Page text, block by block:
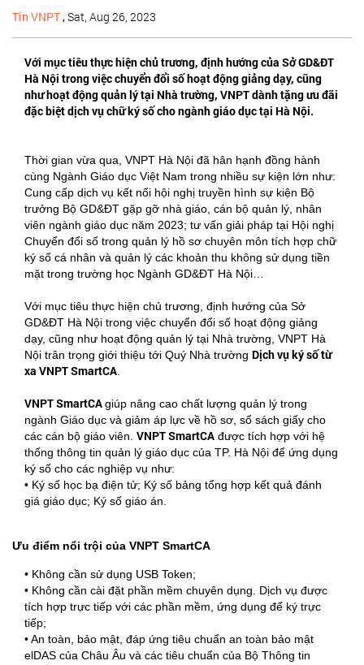
Tin VNPT,Sat, Aug 26, 2023
Với mục tiêu thực hiện chủ trương, định hướng của Sở GD&ĐT
Hà Nội trong việc chuyển đổi số hoạt động giảng dạy, cũng
như hoạt động quản lý tại Nhà trường, VNPT dành tặng ưu đãi
đặc biệt dịch vụ chữ ký số cho ngành giáo dục tại Hà Nội.
Thời gian vừa qua, VNPT Hà Nội đã hân hạnh đồng hành
cùng Ngành Giáo dục Việt Nam trong nhiều sự kiện lớn như:
Cung cấp dịch vụ kết nối hội nghị truyền hình sự kiện Bộ
trưởng Bộ GD&ĐT gặp gỡ nhà giáo, cán bộ quản lý, nhân
viên ngành giáo dục năm 2023; tư vấn giải pháp tại Hội nghị
Chuyển đổi số trong quản lý hồ sơ chuyên môn tích hợp chữ
ký số cá nhân và quản lý các khoản thu không sử dụng tiền
mặt trong trường học Ngành GD&ĐT Hà Nội…
Với mục tiêu thực hiện chủ trương, định hướng của Sở
GD&ĐT Hà Nội trong việc chuyển đổi số hoạt động giảng
dạy, cũng như hoạt động quản lý tại Nhà trường, VNPT Hà
Nội trân trọng giới thiệu tới Quý Nhà trường Dịch vụ ký số từ
xa VNPT SmartCA
VNPT SmartCAgiúp nâng cao chất lượng quản lý trong
ngành Giáo dục và giảm áp lực về hồ sơ, sổ sách giấy cho
các cán bộ giáo viên. VNPT SmartCA được tích hợp với hệ
thống thông tin quản lý giáo dục của TP. Hà Nội để ứng dụng
ký số cho các nghiệp vụ như:
• Ký số học bạ điện tử; Ký số bảng tổng hợp kết quả đánh
giá giáo dục; Ký số giáo án.
Ưu điểm nổi trội của VNPT SmartCA
• Không cần sử dụng USB Token;
• Không cần cài đặt phần mềm chuyên dụng. Dịch vụ được
tích hợp trực tiếp với các phần mềm, ứng dụng để ký trực
tiếp;
• An toàn, bảo mật, đáp ứng tiêu chuẩn an toàn bảo mật
elDAS của Châu Âu và các tiêu chuẩn của Bộ Thông tin